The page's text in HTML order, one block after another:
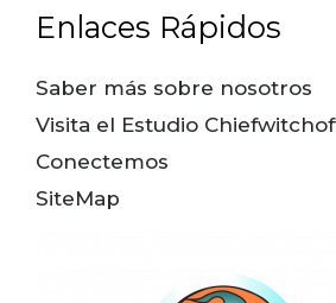
Enlaces Rápidos
Saber más sobre nosotros
Visita el Estudio
Conectemos
SiteMap